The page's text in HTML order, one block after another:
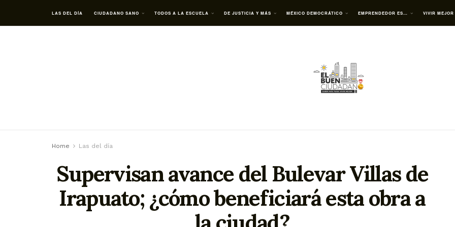
LAS DEL DÍA CIUDADANO SANO TODOS A LA ESCUELA DE JUSTICIA Y MÁS MÉXICO DEMOCRÁTICO EMPRENDEDOR ES… VIVIR MEJOR
Home Las del día
Supervisan avance del Bulevar Villas de
Irapuato; ¿cómo beneficiará esta obra a